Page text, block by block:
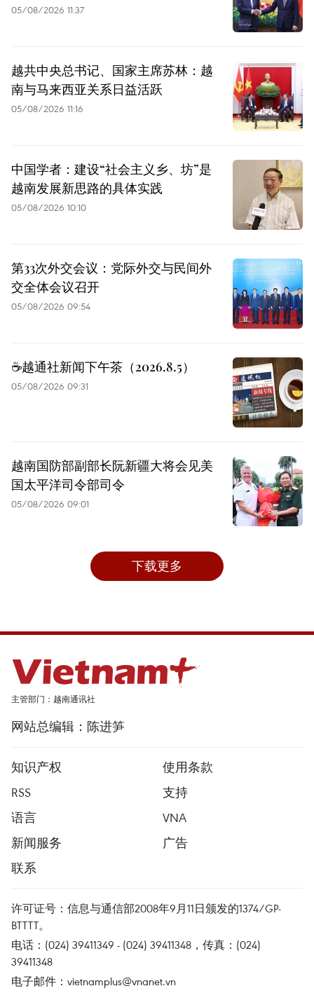
05/08/2026 11:37
越共中央总书记、国家主席苏林：越
南与马来西亚关系日益活跃
05/08/2026 11:16
中国学者：建设“社会主义乡、坊”是
越南发展新思路的具体实践
05/08/2026 10:10
第33次外交会议：党际外交与民间外
交全体会议召开
05/08/2026 09:54
☕️越通社新闻下午茶（2026.8.5）
05/08/2026 09:31
越南国防部副部长阮新疆大将会见美
国太平洋司令部司令
05/08/2026 09:01
下载更多
主管部门：越南通讯社
网站总编辑：陈进笋
知识产权
使用条款
RSS
支持
语言
VNA
新闻服务
广告
联系
许可证号：信息与通信部2008年9月11日颁发的1374/GP-
BTTTT。
电话：(024) 39411349 - (024) 39411348，传真：(024)
39411348
电子邮件： vietnamplus@vnanet.vn